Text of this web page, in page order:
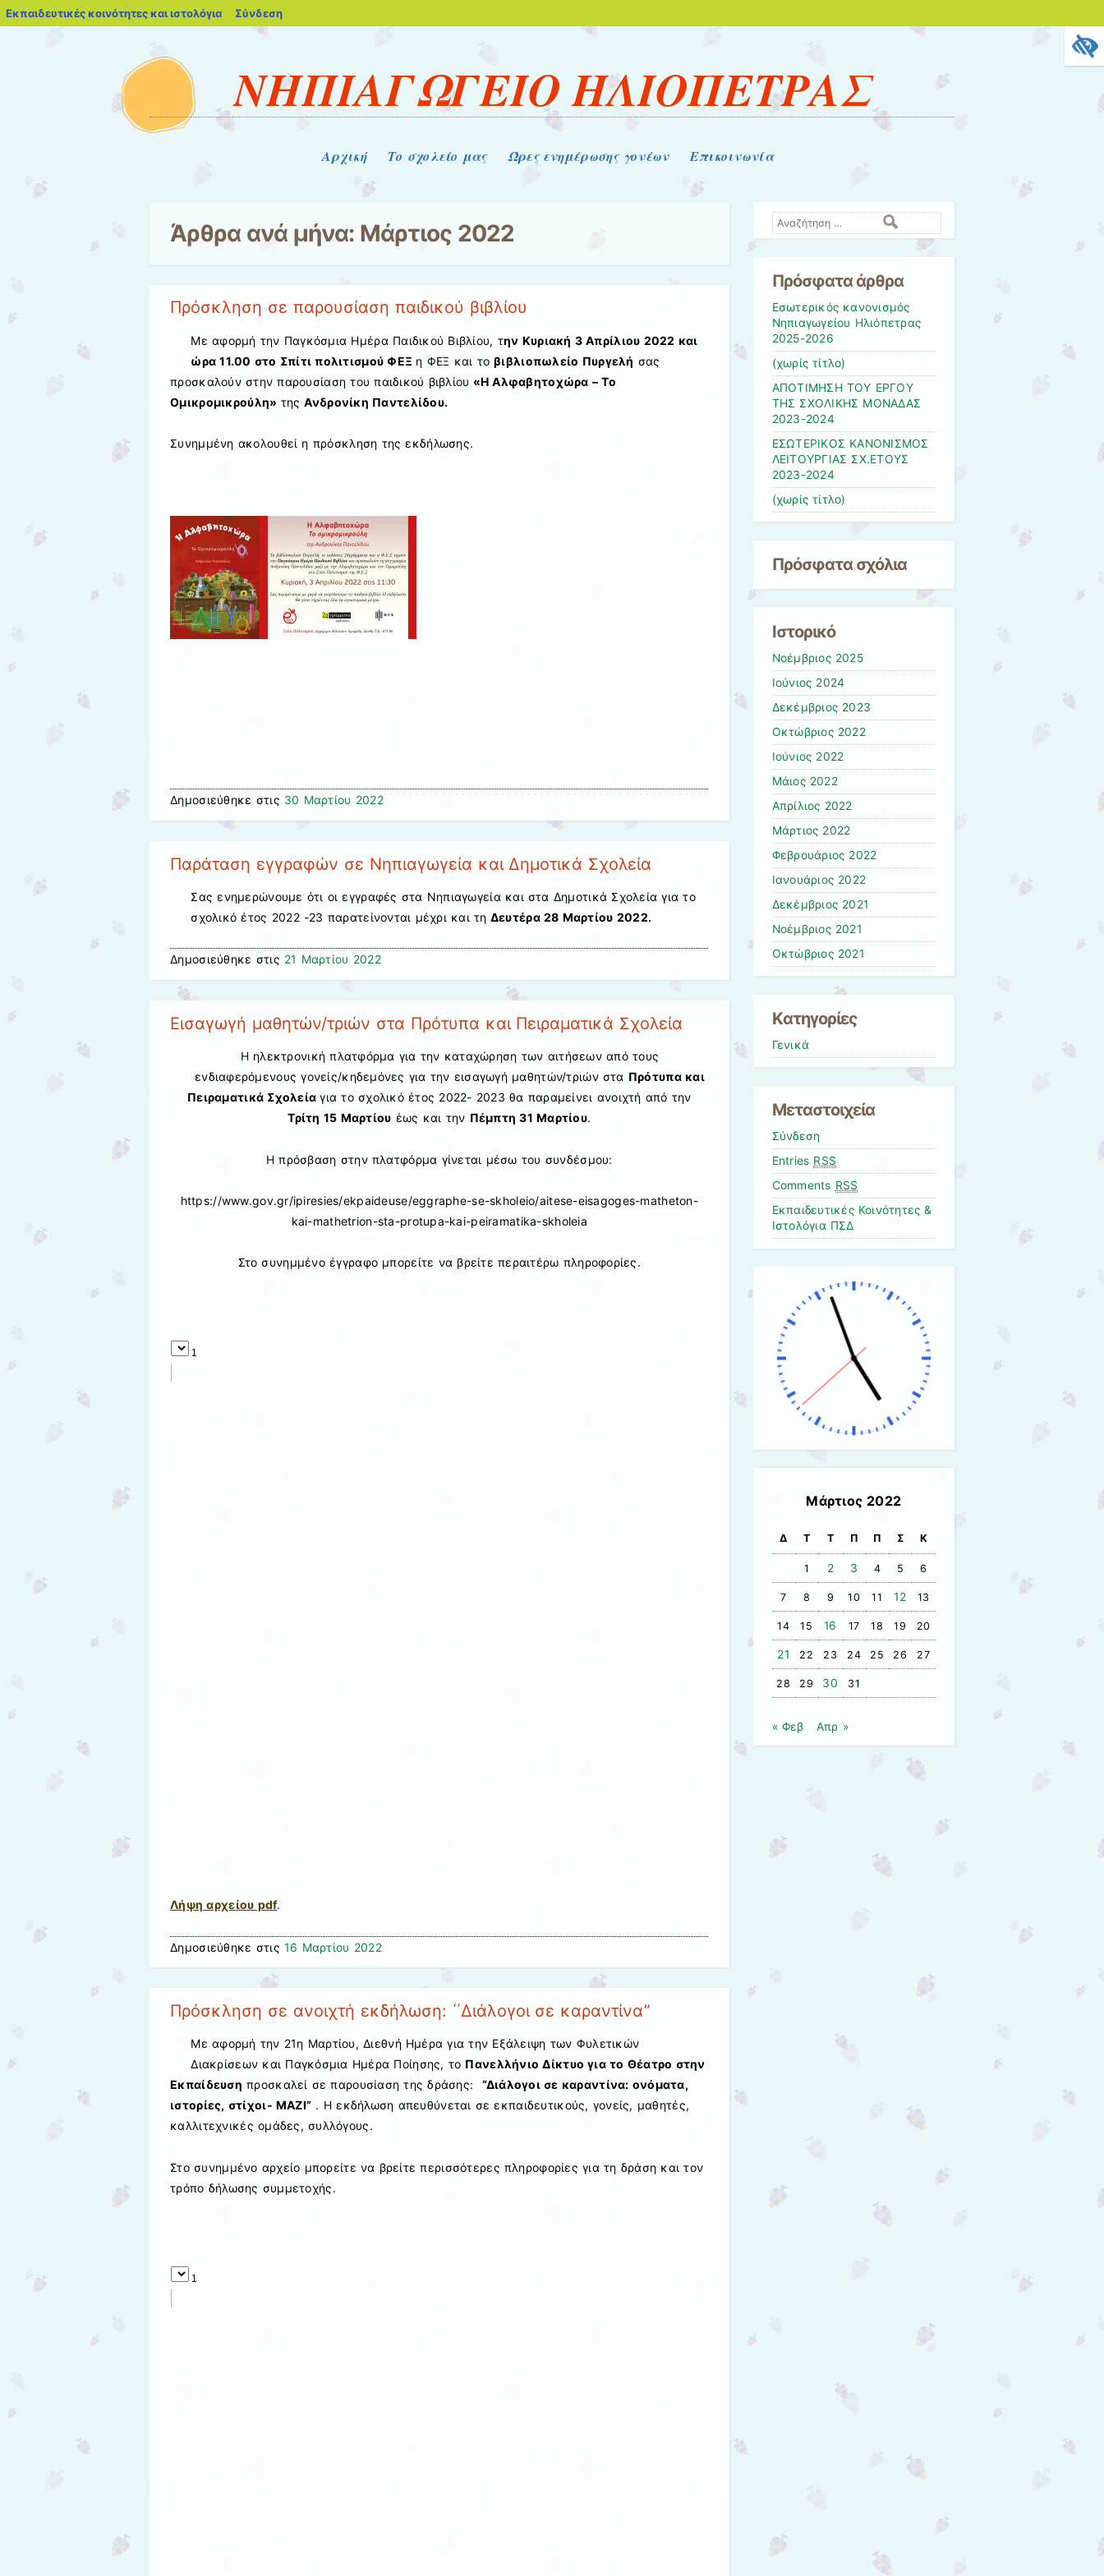
Εκπαιδευτικές κοινότητες και ιστολόγια blogs.sch.gr
Σύνδεση
ΝΗΠΙΑΓΩΓΕΙΟ ΗΛΙΟΠΕΤΡΑΣ
Μετάβαση στο περιεχόμενοΑρχική Το σχολείο μας Ώρες ενημέρωσης γονέων Επικοινωνία
Άρθρα ανά μήνα: Μάρτιος 2022
Πρόσκληση σε παρουσίαση παιδικού βιβλίου
Με αφορμή την Παγκόσμια Ημέρα Παιδικού Βιβλίου, την Κυριακή 3 Απρίλιου 2022 και
ώρα 11.00 στο Σπίτι πολιτισμού ΦΕΞ η ΦΕΞ και τοβιβλιοπωλείο Πυργελή σας
προσκαλούν στην παρουσίαση του παιδικού βιβλίου «Η Αλφαβητοχώρα – Το
Ομικρομικρούλη» τηςΑνδρονίκη Παντελίδου.
Συνημμένη ακολουθεί η πρόσκληση της εκδήλωσης.
Δημοσιεύθηκε στις 30 Μαρτίου 2022
Παράταση εγγραφών σε Νηπιαγωγεία και Δημοτικά Σχολεία
Σας ενημερώνουμε ότι οι εγγραφές στα Νηπιαγωγεία και στα Δημοτικά Σχολεία για το
σχολικό έτος 2022 -23 παρατείνονται μέχρι και τη Δευτέρα 28 Μαρτίου 2022.
Δημοσιεύθηκε στις 21 Μαρτίου 2022
Εισαγωγή μαθητών/τριών στα Πρότυπα και Πειραματικά Σχολεία
Η ηλεκτρονική πλατφόρμα για την καταχώρηση των αιτήσεων από τους
ενδιαφερόμενους γονείς/κηδεμόνες για την εισαγωγή μαθητών/τριών στα Πρότυπα και
Πειραματικά Σχολείαγια το σχολικό έτος 2022- 2023 θα παραμείνει ανοιχτή από την
Τρίτη 15 Μαρτίου έως και την Πέμπτη 31 Μαρτίου.
Η πρόσβαση στην πλατφόρμα γίνεται μέσω του συνδέσμου:
https://www.gov.gr/ipiresies/ekpaideuse/eggraphe-se-skholeio/aitese-eisagoges-matheton-
kai-mathetrion-sta-protupa-kai-peiramatika-skholeia
Στο συνημμένο έγγραφο μπορείτε να βρείτε περαιτέρω πληροφορίες.
Λήψη αρχείου pdf.
Δημοσιεύθηκε στις 16 Μαρτίου 2022
Πρόσκληση σε ανοιχτή εκδήλωση: ΄΄Διάλογοι σε καραντίνα”
Με αφορμή την 21η Μαρτίου, Διεθνή Ημέρα για την Εξάλειψη των Φυλετικών
Διακρίσεων και Παγκόσμια Ημέρα Ποίησης, το Πανελλήνιο Δίκτυο για το Θέατρο στην
Εκπαίδευση προσκαλεί σε παρουσίαση της δράσης: “Διάλογοι σε καραντίνα: ονόματα,
ιστορίες, στίχοι- ΜΑΖΙ” . Η εκδήλωση απευθύνεται σε εκπαιδευτικούς, γονείς, μαθητές,
καλλιτεχνικές ομάδες, συλλόγους.
Στο συνημμένο αρχείο μπορείτε να βρείτε περισσότερες πληροφορίες για τη δράση και τον
τρόπο δήλωσης συμμετοχής.
Αναζήτηση
Πρόσφατα άρθρα
Εσωτερικός κανονισμός
Νηπιαγωγείου Ηλιόπετρας
2025-2026
(χωρίς τίτλο)
ΑΠΟΤΙΜΗΣΗ ΤΟΥ ΕΡΓΟΥ
ΤΗΣ ΣΧΟΛΙΚΗΣ ΜΟΝΑΔΑΣ
2023-2024
ΕΣΩΤΕΡΙΚΟΣ ΚΑΝΟΝΙΣΜΟΣ
ΛΕΙΤΟΥΡΓΙΑΣ ΣΧ.ΕΤΟΥΣ
2023-2024
(χωρίς τίτλο)
Πρόσφατα σχόλια
Ιστορικό
Νοέμβριος 2025
Ιούνιος 2024
Δεκέμβριος 2023
Οκτώβριος 2022
Ιούνιος 2022
Μάιος 2022
Απρίλιος 2022
Μάρτιος 2022
Φεβρουάριος 2022
Ιανουάριος 2022
Δεκέμβριος 2021
Νοέμβριος 2021
Οκτώβριος 2021
Kατηγορίες
Γενικά
Μεταστοιχεία
Σύνδεση
Entries RSS
Comments RSS
Εκπαιδευτικές Κοινότητες &
Ιστολόγια ΠΣΔ
Μάρτιος 2022
Δ Τ Τ Π Π Σ Κ
1 2 3 4 5 6
7 8 9 10 11 12 13
14 15 16 17 18 19 20
21 22 23 24 25 26 27
28 29 30 31
« Φεβ Απρ »